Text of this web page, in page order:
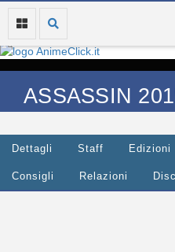
ASSASSIN
Dettagli Staff Edizioni
Consigli Relazioni